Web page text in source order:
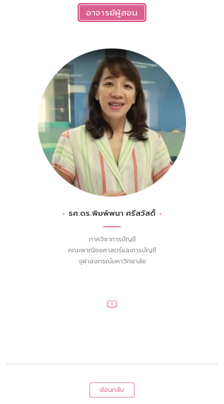
อาจารย์ผู้สอน
รศ.ดร.พิมพ์พนา ศรีสวัสดิ์
ภาควิชาการบัญชี
คณะพาณิชยศาสตร์และการบัญชี
จุฬาลงกรณ์มหาวิทยาลัย
ย้อนกลับ